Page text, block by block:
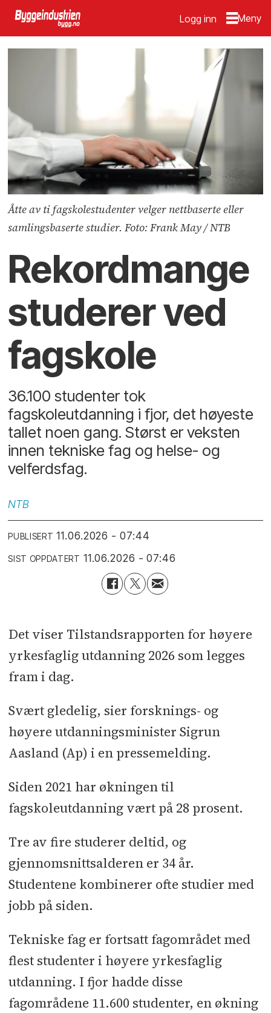
Logg inn
Åtte av ti fagskolestudenter velger nettbaserte eller
samlingsbaserte studier. Foto: Frank May / NTB
Rekordmange
studerer ved
fagskole
36.100 studenter tok
fagskoleutdanning i fjor, det høyeste
tallet noen gang. Størst er veksten
innen tekniske fag og helse- og
velferdsfag.
NTB
PUBLISERT 11.06.2026 - 07:44
SIST OPPDATERT 11.06.2026 - 07:46
Det viser Tilstandsrapporten for høyere
yrkesfaglig utdanning 2026 som legges
fram i dag.
Svært gledelig, sier forsknings- og
høyere utdanningsminister Sigrun
Aasland (Ap) i en pressemelding.
Siden 2021 har økningen til
fagskoleutdanning vært på 28 prosent.
Tre av fire studerer deltid, og
gjennomsnittsalderen er 34 år.
Studentene kombinerer ofte studier med
jobb på siden.
Tekniske fag er fortsatt fagområdet med
flest studenter i høyere yrkesfaglig
utdanning. I fjor hadde disse
fagområdene 11.600 studenter, en økning